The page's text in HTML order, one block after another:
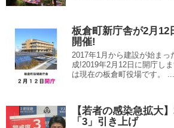
板倉町新庁舎が2月12
開催!
2017年1月から建設が始まっ
成!2019年2月12日に開庁し
は現在の板倉町役場です。 ...
【若者の感染急拡大
「3」引き上げ